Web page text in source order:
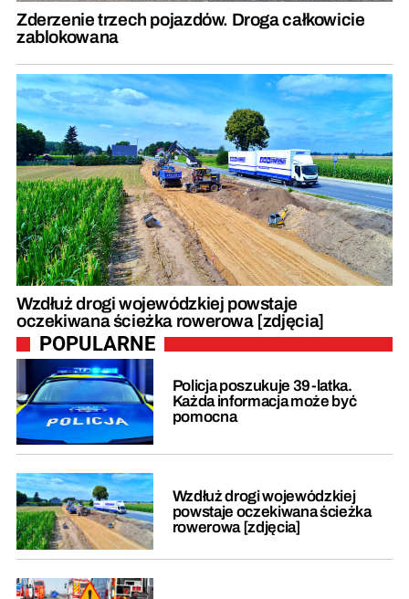
Zderzenie trzech pojazdów. Droga całkowicie
zablokowana
Wzdłuż drogi wojewódzkiej powstaje
oczekiwana ścieżka rowerowa [zdjęcia]
POPULARNE
Policja poszukuje 39-latka.
Każda informacja może być
pomocna
Wzdłuż drogi wojewódzkiej
powstaje oczekiwana ścieżka
rowerowa [zdjęcia]